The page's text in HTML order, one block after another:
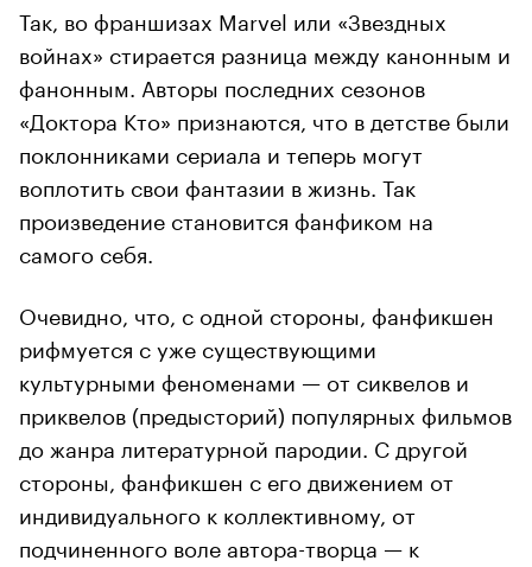
Так, во франшизах Marvel или «Звездных
войнах» стирается разница между канонным и
фанонным. Авторы последних сезонов
«Доктора Кто» признаются, что в детстве были
поклонниками сериала и теперь могут
воплотить свои фантазии в жизнь. Так
произведение становится фанфиком на
самого себя.
Очевидно, что, с одной стороны, фанфикшен
рифмуется с уже существующими
культурными феноменами — от сиквелов и
приквелов (предысторий) популярных фильмов
до жанра литературной пародии. С другой
стороны, фанфикшен с его движением от
индивидуального к коллективному, от
подчиненного воле автора-творца — к